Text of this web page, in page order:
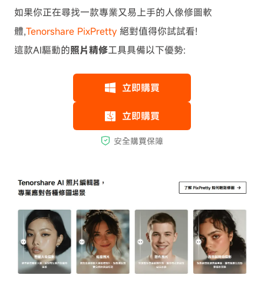
如果你正在尋找一款專業又易上手的人像修圖軟
體,Tenorshare PixPretty 絕對值得你試試看!
這款AI驅動的照片精修工具具備以下優勢: